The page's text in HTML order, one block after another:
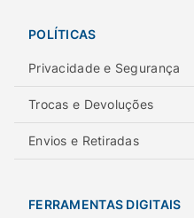
POLÍTICAS
Privacidade e Segurança
Trocas e Devoluções
Envios e Retiradas
FERRAMENTAS DIGITAIS